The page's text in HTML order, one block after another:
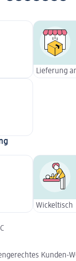
Lieferung
Wickeltisch
Kunden-